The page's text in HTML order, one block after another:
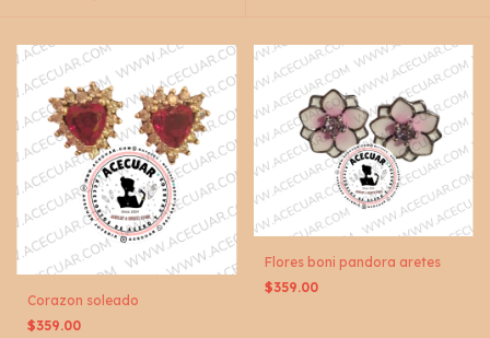
Corazon soleado
$359.00
Flores boni pandora aretes
$359.00